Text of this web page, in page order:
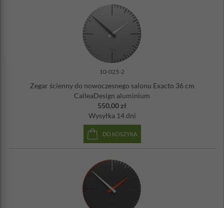
10-025-2
Zegar ścienny do nowoczesnego salonu Exacto 36 cm
CalleaDesign aluminium
550,00 zł
Wysyłka 14 dni
DO KOSZYKA